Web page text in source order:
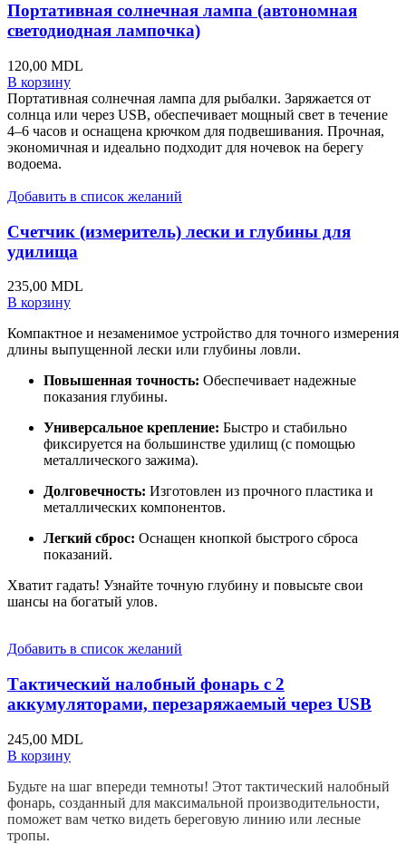
Портативная солнечная лампа (автономная
светодиодная лампочка)
120,00 MDL
В корзину
Портативная солнечная лампа для рыбалки. Заряжается от
солнца или через USB, обеспечивает мощный свет в течение
4–6 часов и оснащена крючком для подвешивания. Прочная,
экономичная и идеально подходит для ночевок на берегу
водоема.
Добавить в список желаний
Счетчик (измеритель) лески и глубины для
удилища
235,00 MDL
В корзину
Компактное и незаменимое устройство для точного измерения
длины выпущенной лески или глубины ловли.
Повышенная точность: Обеспечивает надежные
показания глубины.
Универсальное крепление: Быстро и стабильно
фиксируется на большинстве удилищ (с помощью
металлического зажима).
Долговечность: Изготовлен из прочного пластика и
металлических компонентов.
Легкий сброс: Оснащен кнопкой быстрого сброса
показаний.
Хватит гадать! Узнайте точную глубину и повысьте свои
шансы на богатый улов.
Добавить в список желаний
Тактический налобный фонарь с 2
аккумуляторами, перезаряжаемый через USB
245,00 MDL
В корзину
Будьте на шаг впереди темноты! Этот тактический налобный
фонарь, созданный для максимальной производительности,
поможет вам четко видеть береговую линию или лесные
тропы.